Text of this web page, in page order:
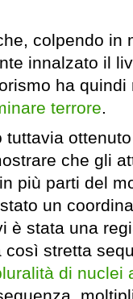
colpendo in
innalzato il
ha
terrore.
che gli
più parti del
un
è stata una
stretta
di nuclei